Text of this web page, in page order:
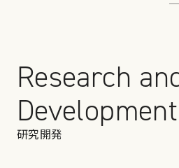
Research
Development
研究開発